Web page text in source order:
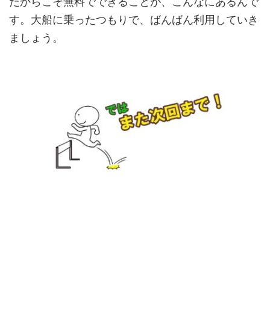
す。大船に乗ったつもりで、ばんばん利用していき
ましょう。